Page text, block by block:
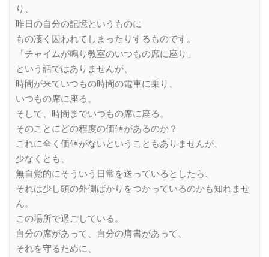
り、
昨日の自分の記憶というものに
もの凄く囚われてしまったりするものです。
「チャイムが鳴り教室のいつもの席に座り」
という話ではありませんが、
時間が来ていつもの時間の電車に乗り、
いつもの席に座る。
そして、時間までいつもの席に座る。
そのことにどの程度の価値があるのか？
これに全く価値がないということもありませんが、
少なくとも、
無自覚的にそういう日常を送っているとしたら、
それは少し頭の外側ばかりをつかっているのかも知れませ
ん。
この場所で過ごしている。
自分の席があって、自分の肩書があって、
それを守るために、